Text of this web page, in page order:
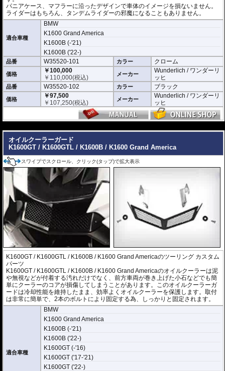
パニアケース、マフラーに沿ったデザインで車体のイメージを損ないません。
ライダーはもちろん、タンデムライダーの邪魔になることもありません。
適合車種
BMW
K1600 Grand America
K1600B (-'21)
K1600B ('22-)
品番 W35520-101 カラー クローム
価格
￥100,000
￥ 110,000(税込) メーカー
Wunderlich / ワンダーリ
ッヒ
品番 W35520-102 カラー ブラック
価格
￥97,500
￥ 107,250(税込) メーカー
Wunderlich / ワンダーリ
ッヒ
オイルクーラーガード
K1600GT / K1600GTL / K1600B / K1600 Grand America
スワイプでスクロール、クリック(タップ)で拡大表示
K1600GT / K1600GTL / K1600B / K1600 Grand Americaのツーリング カスタム
パーツ
K1600GT / K1600GTL / K1600B / K1600 Grand Americaのオイルクーラーは泥
や無視などが付着する汚れだけでなく、前方車両が巻き上げた小石などでも簡
単にクーラーのコアが損傷してしまうことがあります。このオイルクーラーガ
ードは冷却性能を維持したまま、効率よくオイルクーラーを保護します。取付
は非常に簡単で、2本のボルトにより固定する為、しっかりと固定されます。
適合車種
BMW
K1600 Grand America
K1600B (-'21)
K1600B ('22-)
K1600GT (-'16)
K1600GT ('17-'21)
K1600GT ('22-)